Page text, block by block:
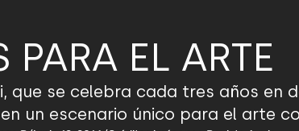
PARA EL ARTE
que se celebra cada tres años en
un escenario único para el arte